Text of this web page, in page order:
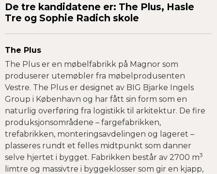
De tre kandidatene er: The Plus, Hasle
Tre og Sophie Radich skole
The Plus
The Plus er en møbelfabrikk på Magnor som
produserer utemøbler fra møbelprodusenten
Vestre. The Plus er designet av BIG Bjarke Ingels
Group i København og har fått sin form som en
naturlig overføring fra logistikk til arkitektur. De fire
produksjonsområdene – fargefabrikken,
trefabrikken, monteringsavdelingen og lageret –
plasseres rundt et felles midtpunkt som danner
selve hjertet i bygget. Fabrikken består av 2700 m3
limtre og massivtre i byggeklosser som gir en kjapp,